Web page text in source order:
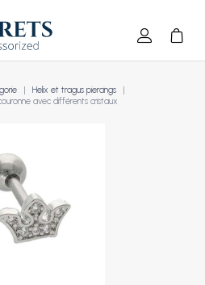
Helix et tragus piercings
avec différents cristaux